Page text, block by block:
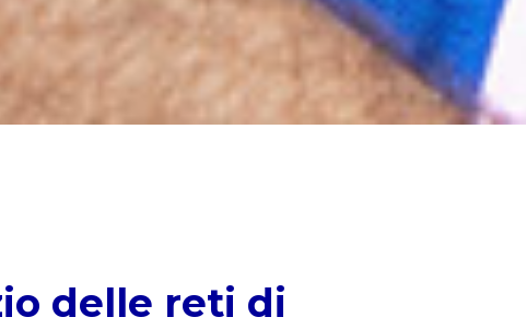
delle reti di